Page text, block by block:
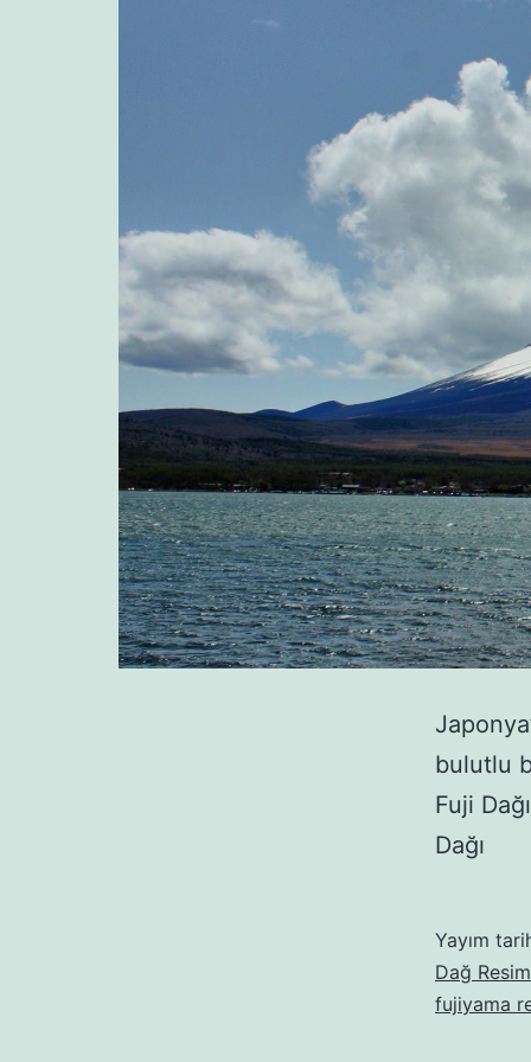
bulutlu
Fuji
Dağı
Yayım
Dağ
fujiyama